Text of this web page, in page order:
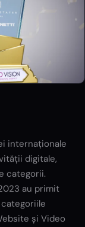
internaționale
digitale,
categorii.
au primit
și Video